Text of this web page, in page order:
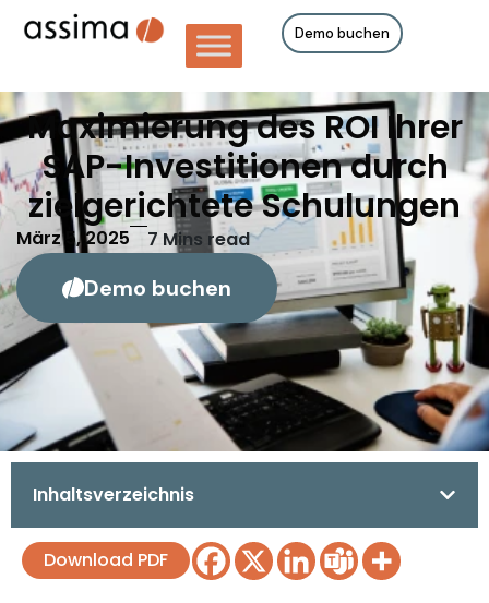
Demo buchen
Maximierung des ROI Ihrer
SAP-Investitionen durch
zielgerichtete Schulungen
März 5, 2025 7 Mins read
Demo buchen
Inhaltsverzeichnis
Download PDF